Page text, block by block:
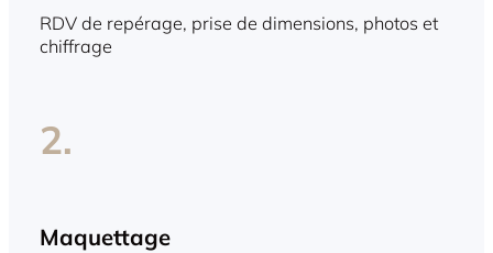
RDV de repérage, prise de dimensions, photos et
chiffrage
2.
Maquettage